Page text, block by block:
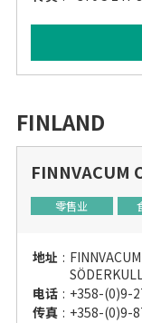
FINLAND
FINNVACUM
零售业
地址 :
电话 : +358-(0)9-
传真 : +358-(0)9-